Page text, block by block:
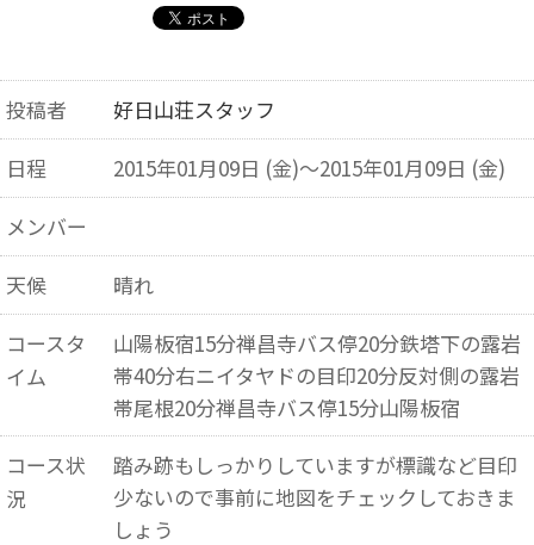
投稿者
好日山荘スタッフ
日程
2015年01月09日 (金)～2015年01月09日 (金)
メンバー
天候
晴れ
コースタ
イム
山陽板宿15分禅昌寺バス停20分鉄塔下の露岩
帯40分右ニイタヤドの目印20分反対側の露岩
帯尾根20分禅昌寺バス停15分山陽板宿
コース状
況
踏み跡もしっかりしていますが標識など目印
少ないので事前に地図をチェックしておきま
しょう